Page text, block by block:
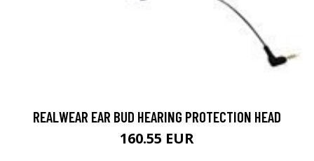
REALWEAR EAR BUD HEARING PROTECTION HEAD
160.55 EUR